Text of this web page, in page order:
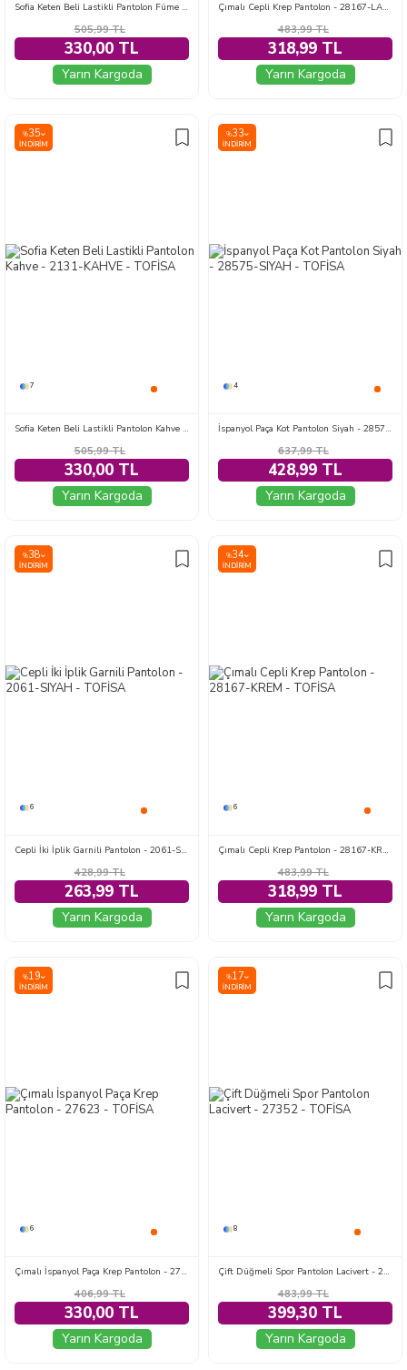
Sofia Keten Beli Lastikli Pantolon Füme - 2131-FUME
505,99TL
330,00 TL
Yarın Kargoda
Çımalı Cepli Krep Pantolon - 28167-LACIVERT
483,99TL
318,99 TL
Yarın Kargoda
%35
İNDIRIM
7
Sofia Keten Beli Lastikli Pantolon Kahve - 2131-KAHVE
505,99TL
330,00 TL
Yarın Kargoda
%33
İNDIRIM
4
İspanyol Paça Kot Pantolon Siyah - 28575-SIYAH
637,99TL
428,99 TL
Yarın Kargoda
%38
İNDIRIM
6
Cepli İki İplik Garnili Pantolon - 2061-SIYAH
428,99TL
263,99 TL
Yarın Kargoda
%34
İNDIRIM
6
Çımalı Cepli Krep Pantolon - 28167-KREM
483,99TL
318,99 TL
Yarın Kargoda
%19
İNDIRIM
6
Çımalı İspanyol Paça Krep Pantolon - 27623
406,99TL
330,00 TL
Yarın Kargoda
%17
İNDIRIM
8
Çift Düğmeli Spor Pantolon Lacivert - 27352
483,99TL
399,30 TL
Yarın Kargoda